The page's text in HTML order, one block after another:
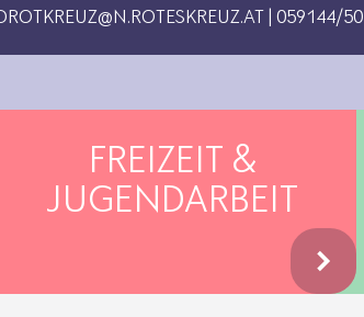
059144/50
FREIZEIT &
JUGENDARBEIT